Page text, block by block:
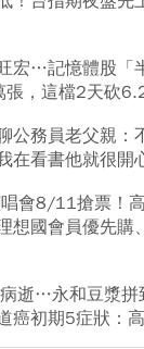
宏…記憶體股「
張，這檔2天砍
公務員老父親：
在看書他就很開
會8/11搶票！
想國會員優先購
逝…永和豆漿拼
癌初期5症狀：